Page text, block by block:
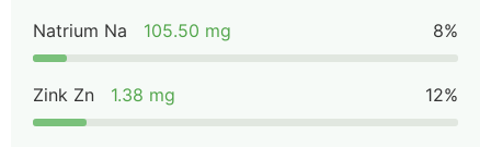
Natrium Na 105.50 mg 8%
Zink Zn 1.38 mg 12%